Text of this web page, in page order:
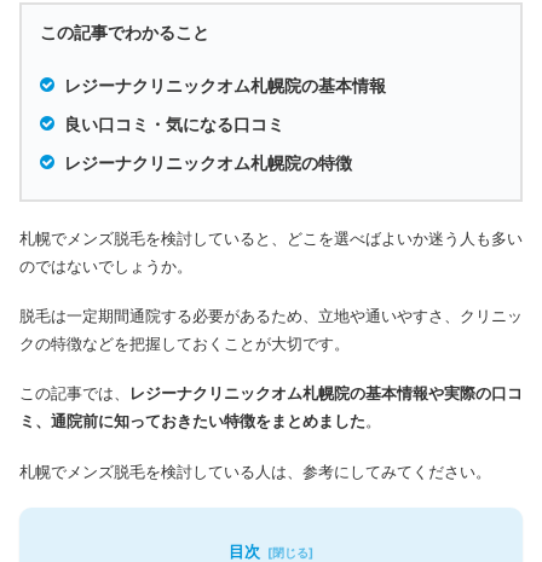
この記事でわかること
レジーナクリニックオム札幌院の基本情報
良い口コミ・気になる口コミ
レジーナクリニックオム札幌院の特徴
札幌でメンズ脱毛を検討していると、どこを選べばよいか迷う人も多い
のではないでしょうか。
脱毛は一定期間通院する必要があるため、立地や通いやすさ、クリニッ
クの特徴などを把握しておくことが大切です。
この記事では、
レジーナクリニックオム札幌院の基本情報や実際の口コ
ミ、通院前に知っておきたい特徴をまとめました。
札幌でメンズ脱毛を検討している人は、参考にしてみてください。
目次